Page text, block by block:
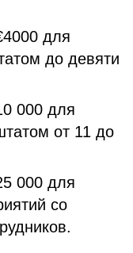
для
до девяти
000 для
от 11 до
000 для
со